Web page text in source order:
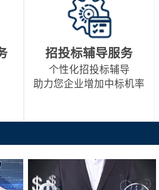
招投标辅导服务
个性化招投标辅导
助力您企业增加中标机率